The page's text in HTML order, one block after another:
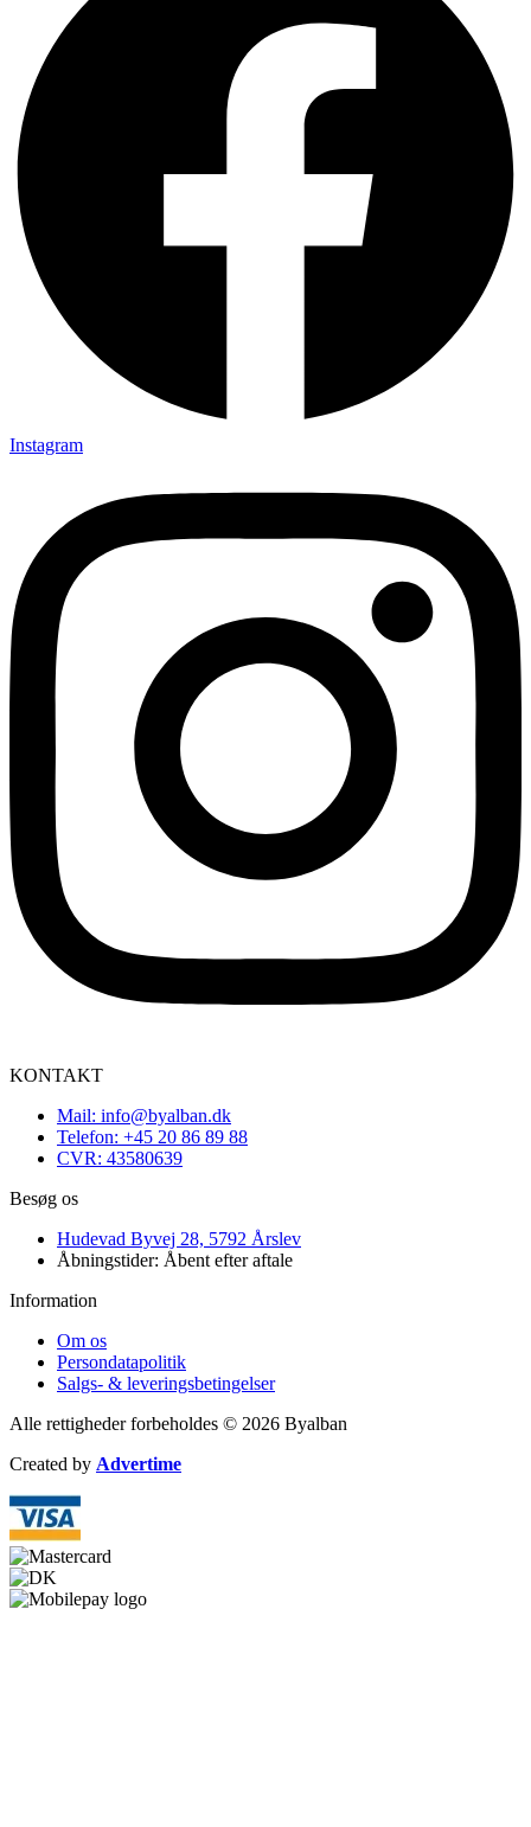
Instagram
KONTAKT
Mail: info@byalban.dk
Telefon: +45 20 86 89 88
CVR: 43580639
Besøg os
Hudevad Byvej 28, 5792 Årslev
Åbningstider: Åbent efter aftale
Information
Om os
Persondatapolitik
Salgs- & leveringsbetingelser
Alle rettigheder forbeholdes © 2026 Byalban
Created by Advertime